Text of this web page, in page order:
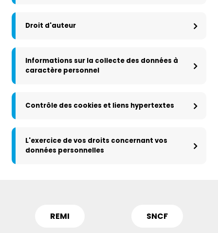
Droit d'auteur
Informations sur la collecte des données à
caractère personnel
Contrôle des cookies et liens hypertextes
L'exercice de vos droits concernant vos
données personnelles
REMI SNCF